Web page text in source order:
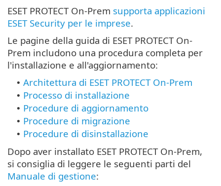
ESET PROTECT On-Prem supporta applicazioni
ESET Security per le imprese.
Le pagine della guida di ESET PROTECT On-
Prem includono una procedura completa per
l'installazione e all'aggiornamento:
• Architettura di ESET PROTECT On-Prem
• Processo di installazione
• Procedure di aggiornamento
• Procedure di migrazione
• Procedure di disinstallazione
Dopo aver installato ESET PROTECT On-Prem,
si consiglia di leggere le seguenti parti del
Manuale di gestione: